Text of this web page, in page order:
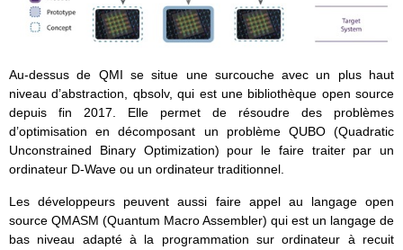
Au-dessus de QMI se situe une surcouche avec un plus haut
niveau d’abstraction, qbsolv, qui est une bibliothèque open source
depuis fin 2017. Elle permet de résoudre des problèmes
d’optimisation en décomposant un problème QUBO (Quadratic
Unconstrained Binary Optimization) pour le faire traiter par un
ordinateur D-Wave ou un ordinateur traditionnel.
Les développeurs peuvent aussi faire appel au langage open
source QMASM (Quantum Macro Assembler) qui est un langage de
bas niveau adapté à la programmation sur ordinateur à recuit